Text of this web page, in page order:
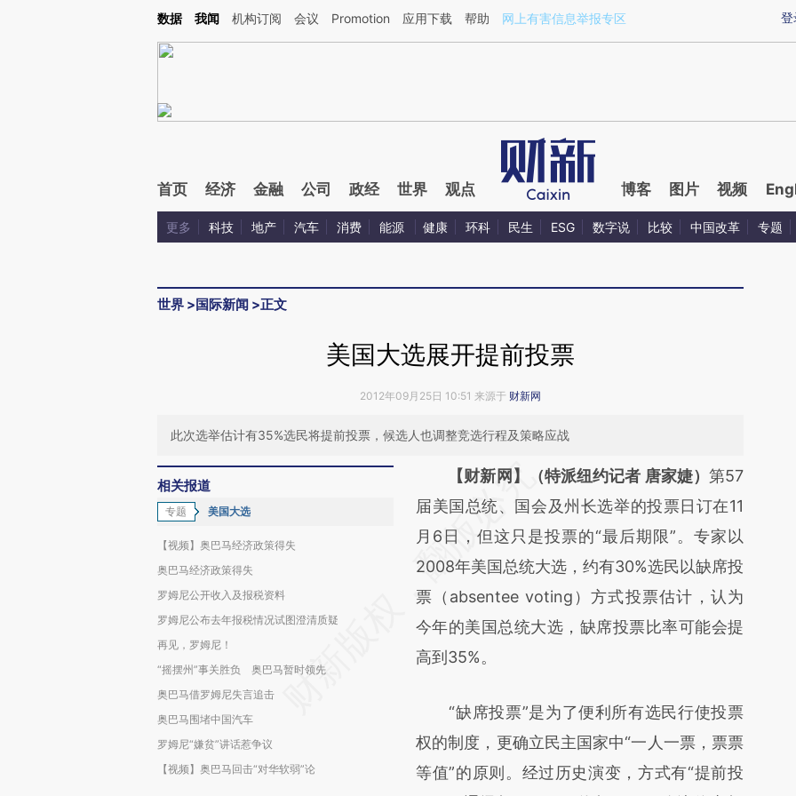
登
数据 我闻 机构订阅 会议 Promotion 应用下载 帮助 网上有害信息举报专区
首页 经济 金融 公司 政经 世界 观点 博客 图片 视频
更多 科技 地产 汽车 消费 能源 健康 环科 民生 ESG 数字说 比较 中国改革 专题
世界 >国际新闻 >正文
美国大选展开提前投票
2012年09月25日 10:51 来源于 财新网
此次选举估计有35%选民将提前投票，候选人也调整竞选行程及策略应战
相关报道
专题 美国大选
【视频】奥巴马经济政策得失
奥巴马经济政策得失
罗姆尼公开收入及报税资料
罗姆尼公布去年报税情况试图澄清质疑
再见，罗姆尼！
“摇摆州”事关胜负 奥巴马暂时领先
奥巴马借罗姆尼失言追击
奥巴马围堵中国汽车
罗姆尼“嫌贫”讲话惹争议
【视频】奥巴马回击“对华软弱”论
【财新网】（特派纽约记者 唐家婕） 第57
届美国总统、国会及州长选举的投票日订在11
月6日，但这只是投票的“最后期限”。专家以
2008年美国总统大选，约有30%选民以缺席投
票（absentee voting）方式投票估计，认为
今年的美国总统大选，缺席投票比率可能会提
高到35%。
“缺席投票”是为了便利所有选民行使投票
权的制度，更确立民主国家中“一人一票，票票
等值”的原则。经过历史演变，方式有“提前投